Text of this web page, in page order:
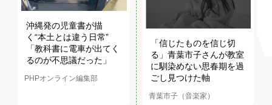
沖縄発の児童書が描
く“本土とは違う日常”
「教科書に電車が出てく
るのが不思議だった」
PHPオンライン編集部
「信じたものを信じ切
る」青葉市子さんが教室
に馴染めない思春期を過
ごし見つけた軸
青葉市子（音楽家）